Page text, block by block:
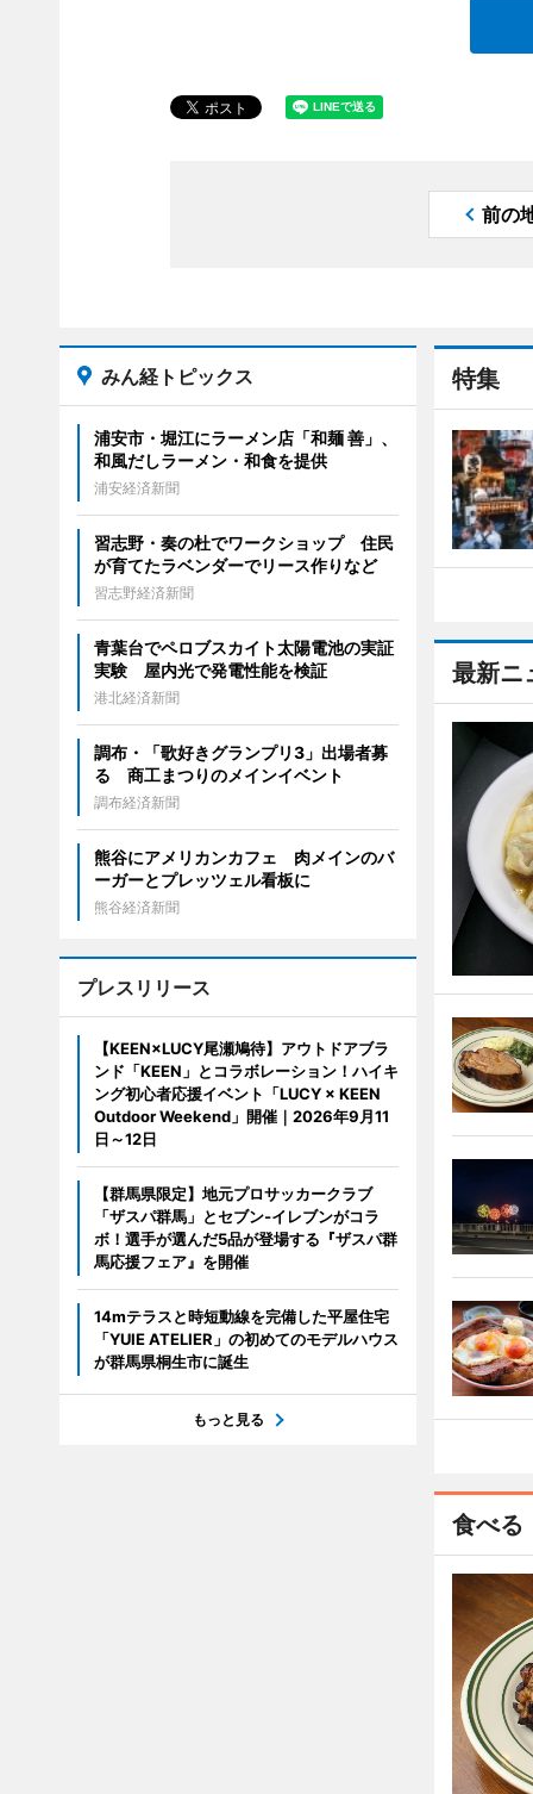
前の
特集
最新ニ
食べる
みん経トピックス
浦安市・堀江にラーメン店「和麺 善」、
和風だしラーメン・和食を提供
浦安経済新聞
習志野・奏の杜でワークショップ 住民
が育てたラベンダーでリース作りなど
習志野経済新聞
青葉台でペロブスカイト太陽電池の実証
実験 屋内光で発電性能を検証
港北経済新聞
調布・「歌好きグランプリ3」出場者募
る 商工まつりのメインイベント
調布経済新聞
熊谷にアメリカンカフェ 肉メインのバ
ーガーとプレッツェル看板に
熊谷経済新聞
プレスリリース
【KEEN×LUCY尾瀬鳩待】アウトドアブラ
ンド「KEEN」とコラボレーション！ハイキ
ング初心者応援イベント「LUCY × KEEN
Outdoor Weekend」開催｜2026年9月11
日～12日
【群馬県限定】地元プロサッカークラブ
「ザスパ群馬」とセブン‐イレブンがコラ
ボ！選手が選んだ5品が登場する『ザスパ群
馬応援フェア』を開催
14mテラスと時短動線を完備した平屋住宅
「YUIE ATELIER」の初めてのモデルハウス
が群馬県桐生市に誕生
もっと見る